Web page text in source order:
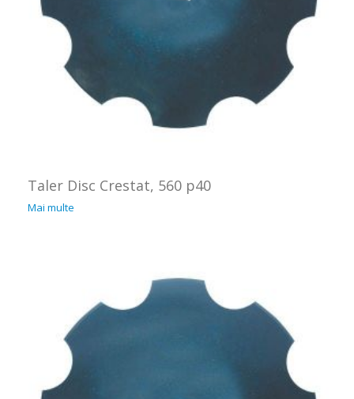
Taler Disc Crestat, 560 p40
Mai multe